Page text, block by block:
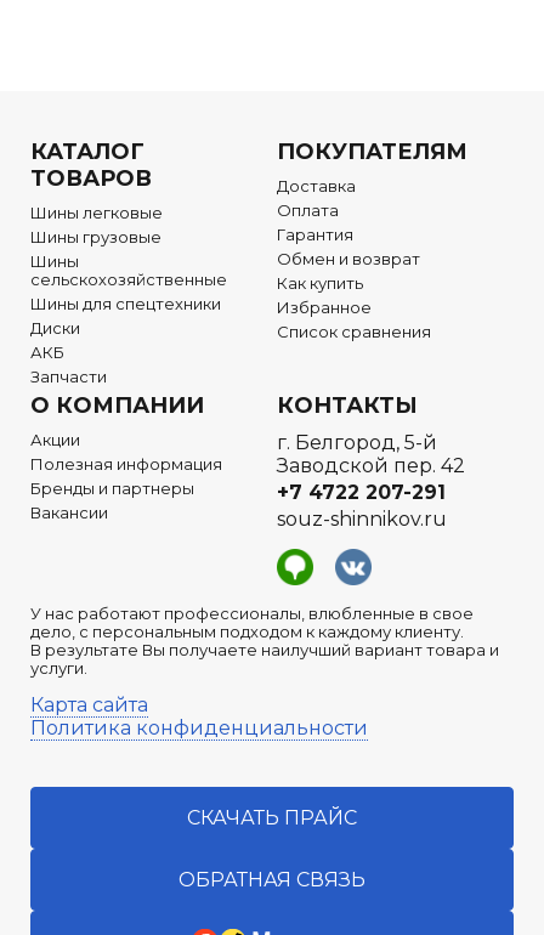
КАТАЛОГ
ТОВАРОВ
Шины легковые
Шины грузовые
Шины
сельскохозяйственные
Шины для спецтехники
Диски
АКБ
Запчасти
ПОКУПАТЕЛЯМ
Доставка
Оплата
Гарантия
Обмен и возврат
Как купить
Избранное
Список сравнения
О КОМПАНИИ
Акции
Полезная информация
Бренды и партнеры
Вакансии
У нас работают профессионалы, влюбленные в свое
дело, с персональным подходом к каждому клиенту.
В результате Вы получаете наилучший вариант товара и
услуги.
Карта сайта
Политика конфиденциальности
КОНТАКТЫ
г. Белгород, 5-й
Заводской пер. 42
+7 4722 207-291
souz-shinnikov.ru
СКАЧАТЬ ПРАЙС
ОБРАТНАЯ СВЯЗЬ